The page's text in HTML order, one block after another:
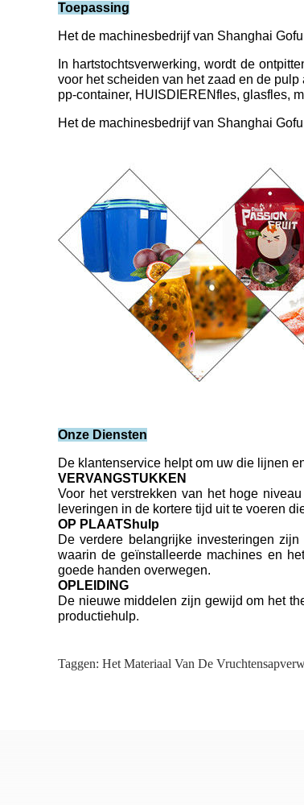
Toepassing
Het de machinesbedrijf van Shanghai
In hartstochtsverwerking, wordt de
voor het scheiden van het zaad en de
pp-container, HUISDIERENfles, glasfles,
Het de machinesbedrijf van Shanghai
Onze Diensten
De klantenservice helpt om uw die lijnen
VERVANGSTUKKEN
Voor het verstrekken van het hoge
leveringen in de kortere tijd uit te voeren
OP PLAATShulp
De verdere belangrijke investeringen
waarin de geïnstalleerde machines en
goede handen overwegen.
OPLEIDING
De nieuwe middelen zijn gewijd om het
productiehulp.
Taggen: Het Materiaal Van De